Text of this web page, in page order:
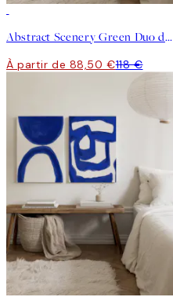
Abstract Scenery Green Duo de Toiles
À partir de 88,50 €118 €